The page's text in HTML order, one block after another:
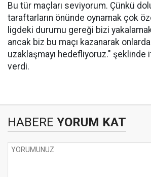
Bu tür maçları seviyorum. Çünkü
taraftarların önünde oynamak çok
ligdeki durumu gereği bizi
ancak biz bu maçı kazanarak
uzaklaşmayı hedefliyoruz." şeklinde
verdi.
HABERE YORUM KAT